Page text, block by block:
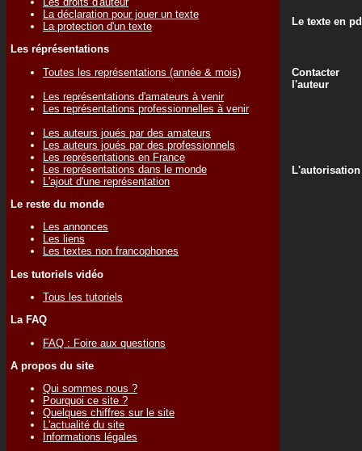
La déclaration pour jouer un texte
La protection d'un texte
Les réprésentations
Toutes les représentations (année & mois)
Les représentations d'amateurs à venir
Les représentations professionnelles à venir
Les auteurs joués par des amateurs
Les auteurs joués par des professionnels
Les représentations en France
Les représentations dans le monde
L'ajout d'une représentation
Le reste du monde
Les annonces
Les liens
Les textes non francophones
Les tutoriels vidéo
Tous les tutoriels
La FAQ
FAQ : Foire aux questions
A propos du site
Qui sommes nous ?
Pourquoi ce site ?
Quelques chiffres sur le site
L'actualité du site
Informations légales
Le texte en
Contacter
l'auteur
L'autorisation